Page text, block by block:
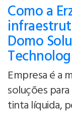
Como a
Domo
Empresa é a
soluções
tinta líquida,